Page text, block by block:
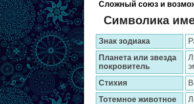
Сложный союз и
Символика
Знак зодиака
Планета или звезда
покровитель
Стихия
Тотемное животное